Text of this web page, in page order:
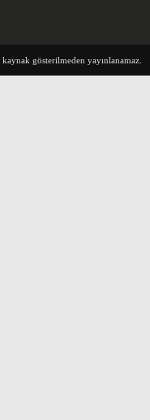
gösterilmeden yayınlanamaz.